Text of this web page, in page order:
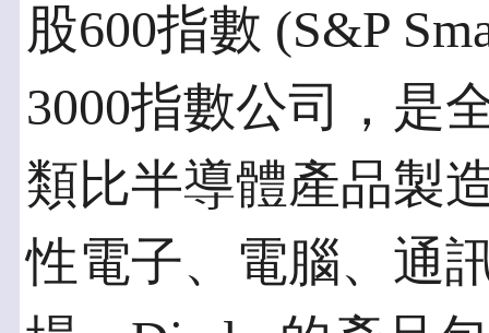
股600指數 (S&P
3000指數公司，是
類比半導體產品製
性電子、電腦、通